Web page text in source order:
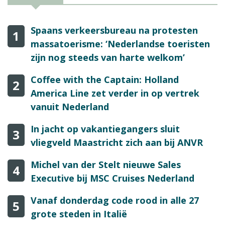
1
Spaans verkeersbureau na protesten
massatoerisme: ‘Nederlandse toeristen
zijn nog steeds van harte welkom’
2
Coffee with the Captain: Holland
America Line zet verder in op vertrek
vanuit Nederland
3
In jacht op vakantiegangers sluit
vliegveld Maastricht zich aan bij ANVR
4
Michel van der Stelt nieuwe Sales
Executive bij MSC Cruises Nederland
5
Vanaf donderdag code rood in alle 27
grote steden in Italië